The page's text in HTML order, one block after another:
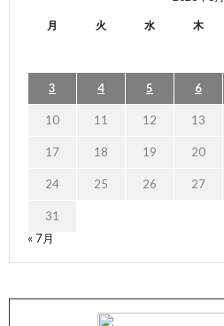
月 火 水 木
3 4 5 6
10 11 12 13
17 18 19 20
24 25 26 27
31
« 7月